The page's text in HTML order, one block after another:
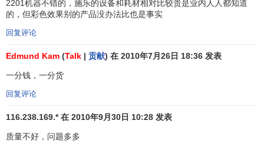
在当前的市场中获得竞争优势，到在未来的市场中树立领导
地位。
XR&T的研究是在美国、加拿大、和欧洲的研究中心中，
的开发在四个技术中心中展开。在1999年，施乐公司在研究
和开发中投入了超过9.79亿美元－即1999年总营业额192亿
美元的5.1%。加上富士施乐在研究和开发上所投入的5.55亿
美元。通过许可证协议
2201机器不错的，施乐的设备和耗材相对比较贵是业内人人都知道
的，但彩色效果别的产品没办法比也是事实
回复评论
Edmund Kam (Talk | 贡献) 在 2010年7月26日 18:36 发表
一分钱，一分货
回复评论
116.238.169.* 在 2010年9月30日 10:28 发表
质量不好，问题多多